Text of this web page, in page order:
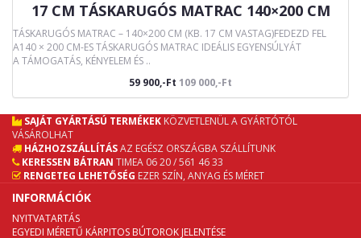
17 CM TÁSKARUGÓS MATRAC 140×200 CM
TÁSKARUGÓS MATRAC – 140×200 CM (KB. 17 CM VASTAG)FEDEZD FEL
A140 × 200 CM-ES TÁSKARUGÓS MATRAC IDEÁLIS EGYENSÚLYÁT
A TÁMOGATÁS, KÉNYELEM ÉS ..
59 900,-Ft 109 000,-Ft
SAJÁT GYÁRTÁSÚ TERMÉKEK KÖZVETLENÜL A GYÁRTÓTÓL
VÁSÁROLHAT
HÁZHOZSZÁLLÍTÁSAZ EGÉSZ ORSZÁGBA SZÁLLÍTUNK
KERESSEN BÁTRAN TIMEA 06 20 / 561 46 33
RENGETEG LEHETŐSÉG EZER SZÍN, ANYAG ÉS MÉRET
INFORMÁCIÓK
NYITVATARTÁS
EGYEDI MÉRETŰ KÁRPITOS BÚTOROK JELENTÉSE